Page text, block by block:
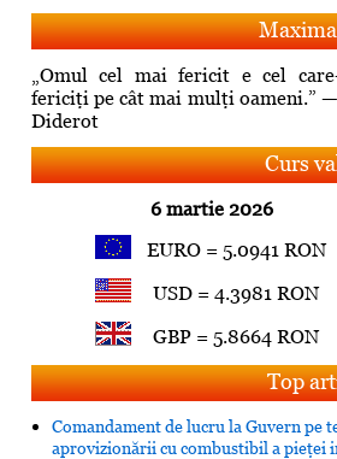
„Omul cel mai fericit e cel
fericiţi pe cât mai mulţi oameni.”
Diderot
Curs
6 martie 2026
EURO = 5.0941 RON
USD = 4.3981 RON
GBP = 5.8664 RON
Top
Comandament de lucru la Guvern pe
aprovizionării cu combustibil a pieţei